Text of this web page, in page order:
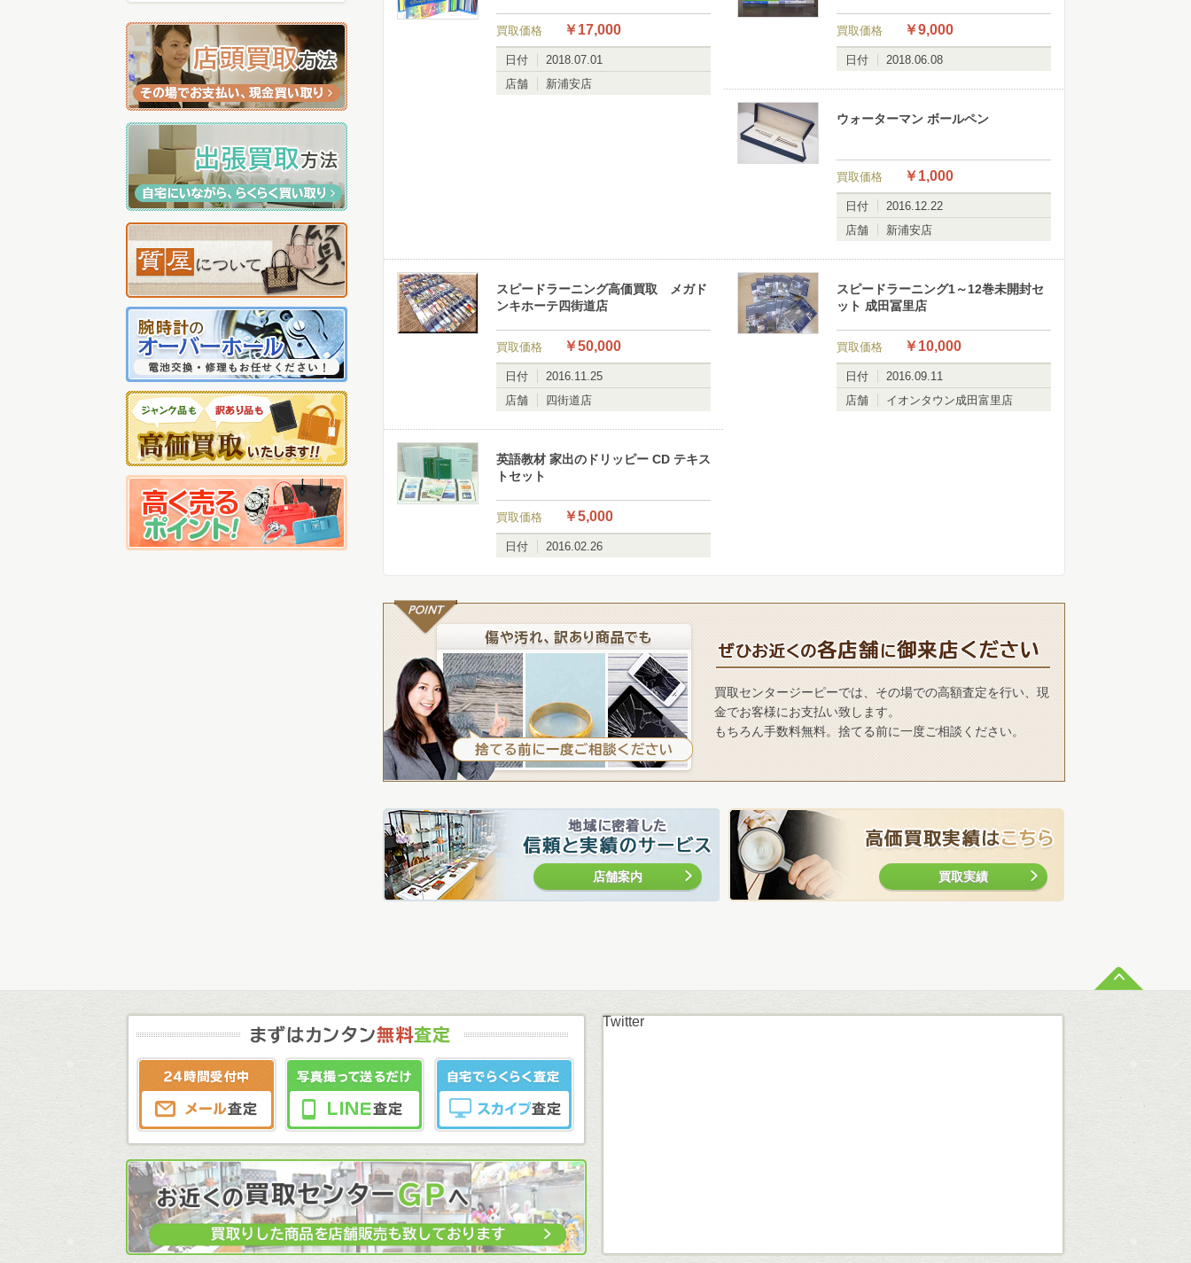
買取価格 ￥17,000
日付
2018.07.01
店舗
新浦安店
買取価格 ￥9,000
日付 2018.06.08
ウォーターマン ボールペン
買取価格 ￥1,000
日付
2016.12.22
店舗
新浦安店
スピードラーニング高価買取 メガド
ンキホーテ四街道店
買取価格 ￥50,000
日付
2016.11.25
店舗
四街道店
スピードラーニング1～12巻未開封セ
ット 成田冨里店
買取価格 ￥10,000
日付
2016.09.11
店舗
イオンタウン成田富里店
英語教材 家出のドリッピー CD テキス
トセット
買取価格 ￥5,000
日付 2016.02.26
買取センタージーピーでは、その場での高額査定を行い、現
金でお客様にお支払い致します。
もちろん手数料無料。捨てる前に一度ご相談ください。
店舗案内 買取実績
メール査定 LINE査定
Twitter